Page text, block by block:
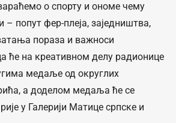
о спорту и ономе чему
попут фер-плеја, заједништва,
пораза и важноси
ће на креативном делу радионице
медаље од округлих
а доделом медаља ће се
у Галерији Матице српске и